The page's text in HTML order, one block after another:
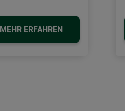
MEHR ERFAHREN